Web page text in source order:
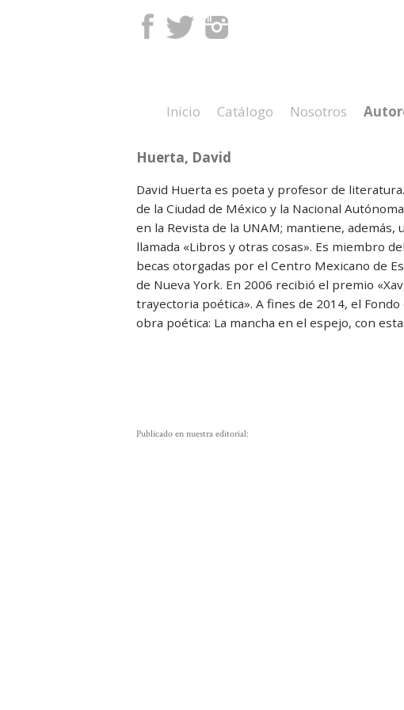
Facebook TwitterInstagram
Inicio Catálogo Nosotros
Huerta, David
David Huerta es poeta y profesor de
de la Ciudad de México y la Nacional
en la Revista de la UNAM; mantiene,
llamada «Libros y otras cosas». Es miembro
becas otorgadas por el Centro Mexicano de
de Nueva York. En 2006 recibió el premio
trayectoria poética». A fines de 2014, el
obra poética: La mancha en el espejo, con
Publicado en nuestra editorial: